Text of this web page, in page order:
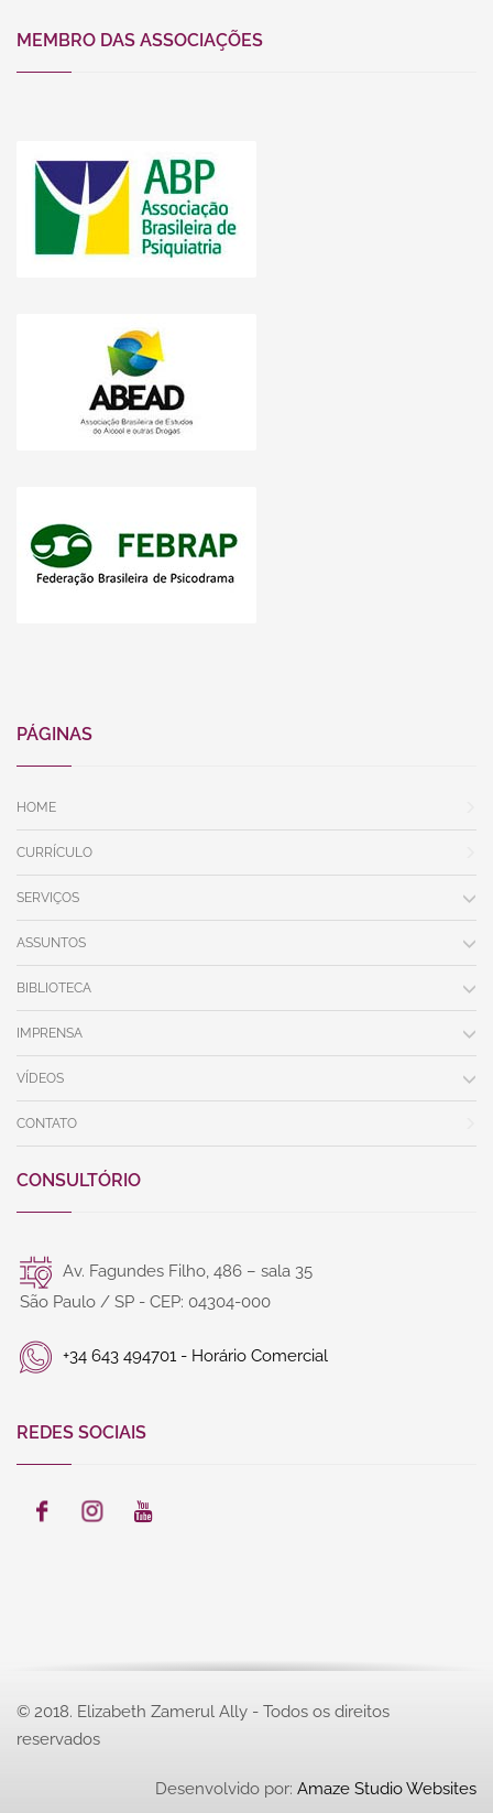
MEMBRO DAS ASSOCIAÇÕES
PÁGINAS
HOME
CURRÍCULO
SERVIÇOS
ASSUNTOS
BIBLIOTECA
IMPRENSA
VÍDEOS
CONTATO
CONSULTÓRIO
Av. Fagundes Filho, 486 – sala 35
São Paulo / SP - CEP: 04304-000
+34 643 494701 - Horário Comercial
REDES SOCIAIS
© 2018. Elizabeth Zamerul Ally - Todos os direitos
reservados
Desenvolvido por: Amaze Studio Websites